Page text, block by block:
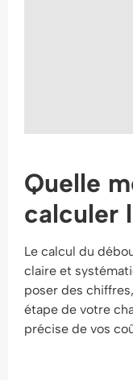
Quelle
calculer
Le calcul du
claire et
poser des
étape de votre
précise de vos